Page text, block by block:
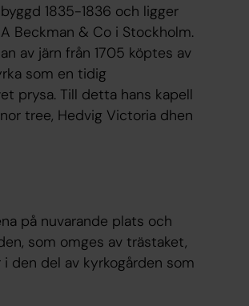
1835-1836 och ligger
Beckman & Co i Stockholm.
av järn från 1705 köptes av
som en tidig
prysa. Till detta hans kapell
tree, Hedvig Victoria dhen
på nuvarande plats och
som omges av trästaket,
den del av kyrkogården som